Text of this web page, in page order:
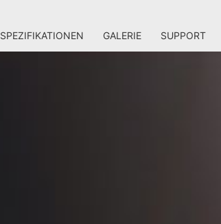
SPEZIFIKATIONEN GALERIE SUPPORT